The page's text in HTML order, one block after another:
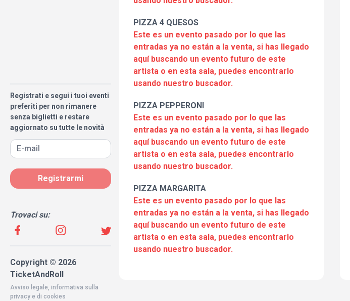
Registrati e segui i tuoi eventi
preferiti per non rimanere
senza biglietti e restare
aggiornato su tutte le novità
Registrarmi
Trovaci su:
Copyright © 2026
TicketAndRoll
Avviso legale, informativa sulla
privacy e di cookies
PIZZA 4 QUESOS
Este es un evento pasado por lo que las
entradas ya no están a la venta, si has llegado
aquí buscando un evento futuro de este
artista o en esta sala, puedes encontrarlo
usando nuestro buscador.
PIZZA PEPPERONI
Este es un evento pasado por lo que las
entradas ya no están a la venta, si has llegado
aquí buscando un evento futuro de este
artista o en esta sala, puedes encontrarlo
usando nuestro buscador.
PIZZA MARGARITA
Este es un evento pasado por lo que las
entradas ya no están a la venta, si has llegado
aquí buscando un evento futuro de este
artista o en esta sala, puedes encontrarlo
usando nuestro buscador.